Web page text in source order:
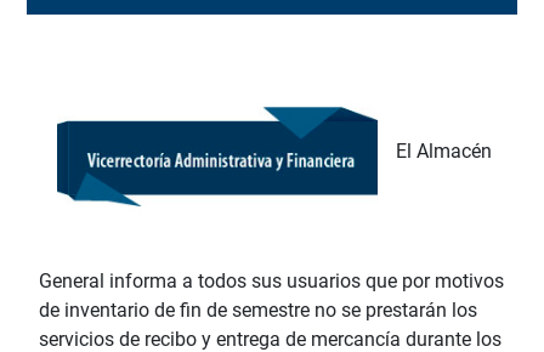
El Almacén
General informa a todos sus usuarios que por motivos
de inventario de fin de semestre no se prestarán los
servicios de recibo y entrega de mercancía durante los